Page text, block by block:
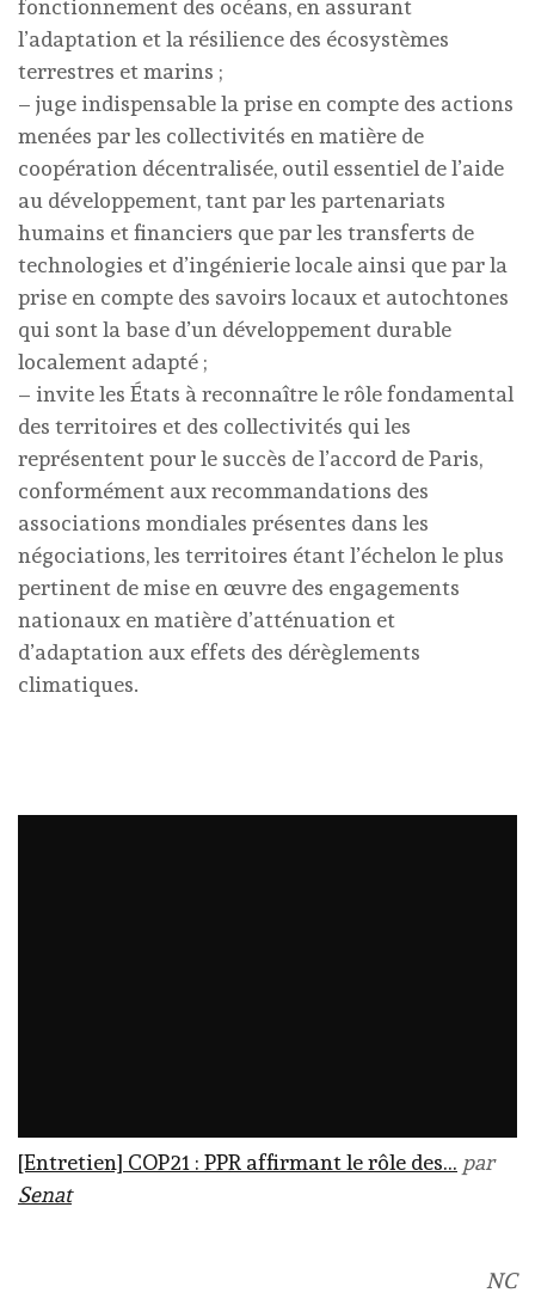
fonctionnement des océans, en assurant
l’adaptation et la résilience des écosystèmes
terrestres et marins ;
– juge indispensable la prise en compte des actions
menées par les collectivités en matière de
coopération décentralisée, outil essentiel de l’aide
au développement, tant par les partenariats
humains et financiers que par les transferts de
technologies et d’ingénierie locale ainsi que par la
prise en compte des savoirs locaux et autochtones
qui sont la base d’un développement durable
localement adapté ;
– invite les États à reconnaître le rôle fondamental
des territoires et des collectivités qui les
représentent pour le succès de l’accord de Paris,
conformément aux recommandations des
associations mondiales présentes dans les
négociations, les territoires étant l’échelon le plus
pertinent de mise en œuvre des engagements
nationaux en matière d’atténuation et
d’adaptation aux effets des dérèglements
climatiques.
[Entretien] COP21 : PPR affirmant le rôle des… par
Senat
NC